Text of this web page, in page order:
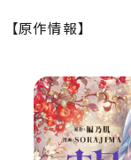
【原作情報】